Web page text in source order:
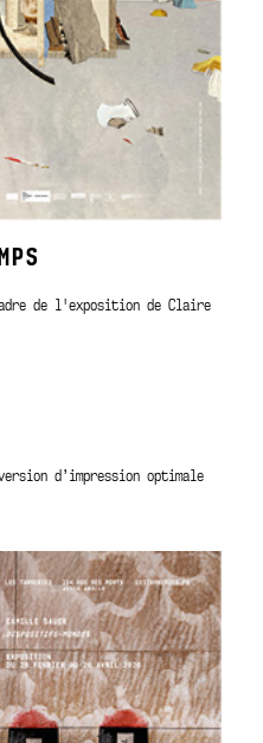
de l'exposition de Claire
d’impression optimale